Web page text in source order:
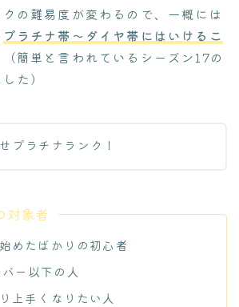
の難易度が変わるので、一概には
プラチナ帯～ダイヤ帯にはいけるこ
（簡単と言われているシーズン17の
た）
プラチナランク！
対象者
めたばかりの初心者
ー以下の人
上手くなりたい人